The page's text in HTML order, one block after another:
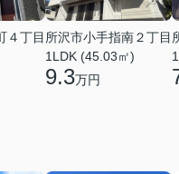
４丁目 所沢市小手指南２丁目
1LDK (45.03㎡)
9.3万円